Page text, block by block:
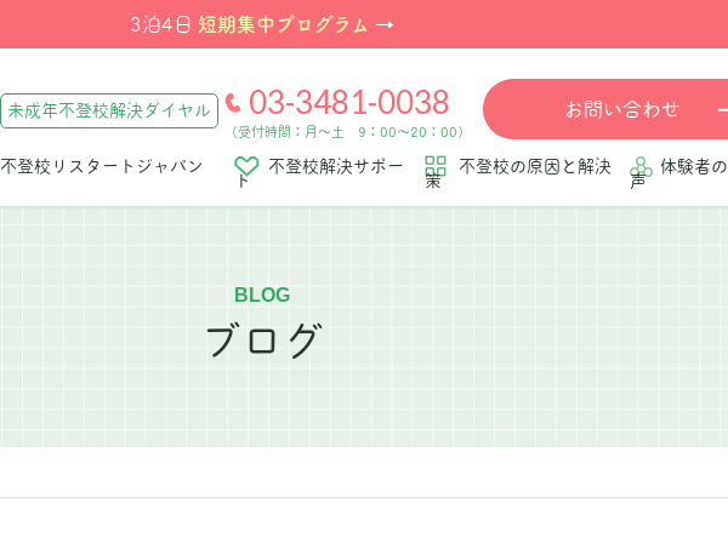
3泊4日 短期集中プログラム →
未成年不登校解決ダイヤル 03-3481-0038
（受付時間：月～土 9：00～20：00）
お問い合わせ
不登校リスタートジャパン 不登校解決サポー
ト
不登校の原因と解決
策
体験者の
声
BLOG
ブログ